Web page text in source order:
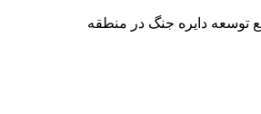
توسعه دایره جنگ در منطقه